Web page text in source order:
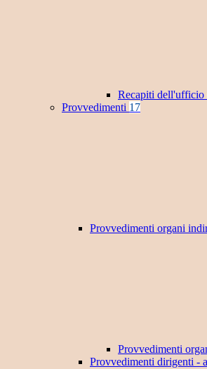
Recapiti dell'ufficio
Provvedimenti 17
Provvedimenti organi
Provvedimenti
Provvedimenti dirigenti -